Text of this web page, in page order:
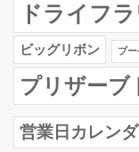
ドライフ
ビッグリボン ブー
プリザーブ
営業日カレン